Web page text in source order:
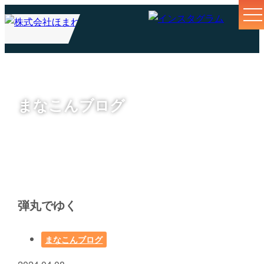
まなこんブログ
弾丸でゆく
まなこんブログ